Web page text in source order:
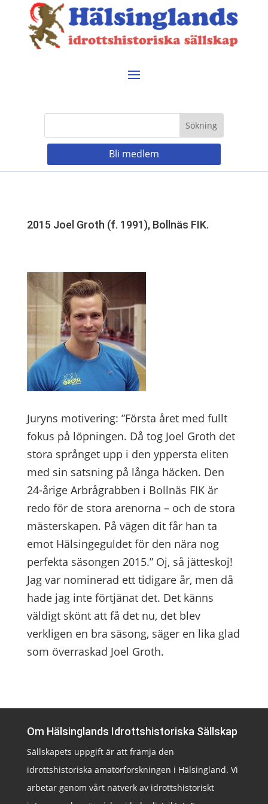
Bli medlem
2015 Joel Groth (f. 1991), Bollnäs FIK.
Juryns motivering: ”Första året med fullt
fokus på löpningen. Då tog Joel Groth det
stora språnget upp i den yppersta eliten
med sin satsning på långa häcken. Den
24-årige Arbrågrabben i Bollnäs FIK är
redo för de stora arenorna – och de stora
mästerskapen. På vägen dit får han ta
emot Hälsingeguldet för den nära nog
perfekta säsongen 2015.” Oj, så jätteskoj!
Jag var nominerad ett tidigare år, men då
hade jag inte förtjänat det. Det känns
väldigt skönt att få det nu, det blev
verkligen en bra säsong, säger en lika glad
som överraskad Joel Groth.
Om Hälsinglands Idrottshistoriska Sällskap
Sällskapets uppgift är att främja den
idrottshistoriska amatörforskningen i Hälsingland. Vi
arbetar genom vårt nätverk av idrottshistoriskt